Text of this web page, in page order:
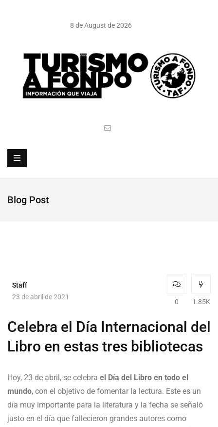
8 de August de 2026
Blog Post
Staff
23 de abril de 2021
0 1.85K
Celebra el Día Internacional del
Libro en estas tres bibliotecas
Hoy, 23 de abril, se celebra el Día del Libro en todo el
mundo, con el objetivo de fomentar la lectura. Este es un
día muy importante para la literatura y la fecha se señaló
justo en el día que fallecieron grandes autores como